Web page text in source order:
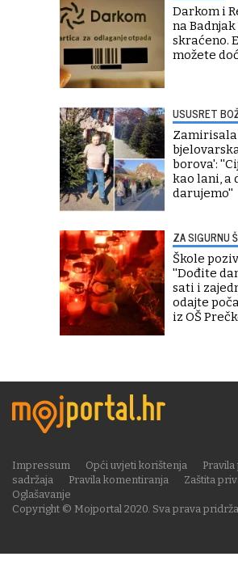
Darkom i
na
skraćeno.
možete
USUSRET
Zamirisala
borova':
kao lani, a
darujemo''
ZA SIGURNU
Škole
''Dođite
sati i
odajte
iz OŠ
Copyright © Mojportal 2020. Sva prava
Impressum Opći uvjeti korištenja
sadržaja
Pravila komentiranja Zaštita
Oglašavanje